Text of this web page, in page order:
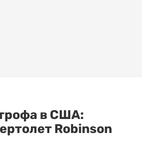
в США:
Robinson